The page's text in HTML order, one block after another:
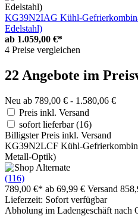
KG39N2IAG Kühl-
Edelstahl)
ab 1.059,00 €*
4 Preise vergleichen
22 Angebote im
Neu ab 789,00 € - 1.580,06 €
Preis inkl. Versand
sofort lieferbar(16)
Billigster Preis inkl. Versand
KG39N2LCF Kühl-
Metall-Optik)
(116)
789,00 €* ab 69,99 € Versand
Lieferzeit: Sofort verfügbar
Abholung im Ladengeschäft nach